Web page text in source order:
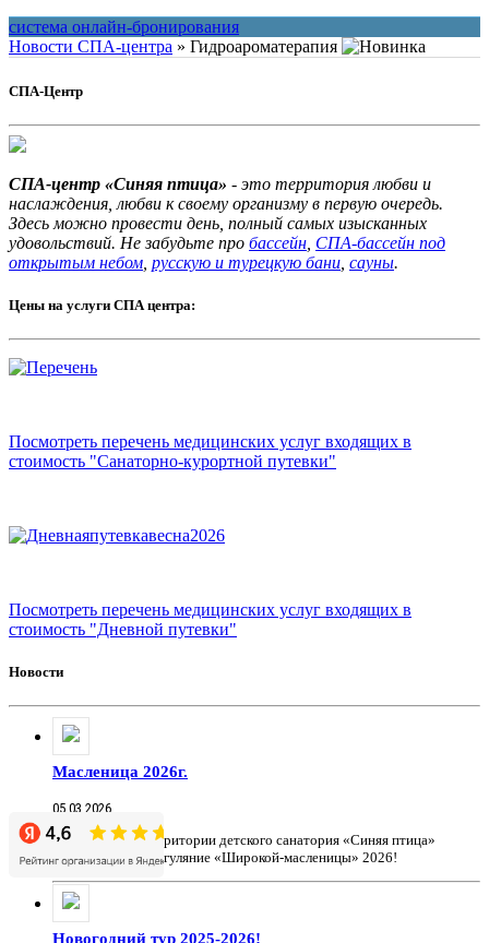
система онлайн-бронирования
Новости СПА-центра » Гидроароматерапия
СПА-Центр
СПА-центр «Синяя птица» - это территория любви и
наслаждения, любви к своему организму в первую очередь.
Здесь можно провести день, полный самых изысканных
удовольствий. Не забудьте про бассейн СПА-бассейн под
открытым небом русскую и турецкую бани сауны.
Цены на услуги СПА центра:
Посмотреть перечень медицинских услуг входящих в
стоимость "Санаторно-курортной путевки"
Посмотреть перечень медицинских услуг входящих в
стоимость "Дневной путевки"
Новости
Масленица 2026г.
05.03.2026
22 февраля На территории детского санатория «Синяя птица»
прошло массовое гуляние «Широкой-масленицы» 2026!
Новогодний тур 2025-2026!